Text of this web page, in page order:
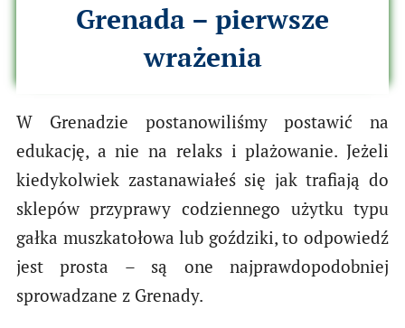
Grenada – pierwsze
wrażenia
W Grenadzie postanowiliśmy postawić na
edukację, a nie na relaks i plażowanie. Jeżeli
kiedykolwiek zastanawiałeś się jak trafiają do
sklepów przyprawy codziennego użytku typu
gałka muszkatołowa lub goździki, to odpowiedź
jest prosta – są one najprawdopodobniej
sprowadzane z Grenady.